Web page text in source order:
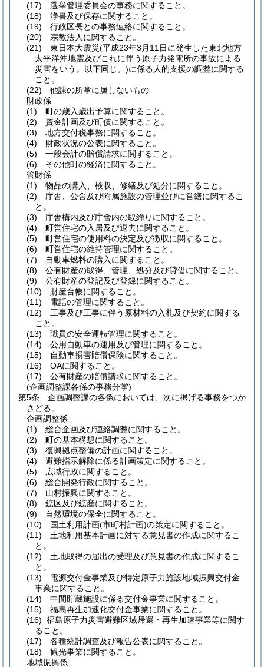
(17) 選挙管理委員会の事務に関すること。
(18) 浄書及び保存に関すること。
(19) 行政区長との事務連絡に関すること。
(20) 宗教法人に関すること。
(21) 東日本大震災(平成23年3月11日に発生した東北地方
太平洋沖地震及びこれに伴う原子力発電所の事故による
災害をいう。以下同じ。)に係る人的支援の調整に関する
こと。
(22) 他課の所掌に属しないもの
財政係
(1) 町の歳入歳出予算に関すること。
(2) 資金計画及び町債に関すること。
(3) 地方交付税事務に関すること。
(4) 財政状況の公表に関すること。
(5) 一般会計の賠償請求に関すること。
(6) その他町の経済に関すること。
管財係
(1) 物品の購入、検収、修繕及び処分に関すること。
(2) 庁舎、公舎及び附属施設の管理並びに営繕に関するこ
と。
(3) 庁舎構内及び庁舎内の取締りに関すること。
(4) 町営住宅の入居及び退去に関すること。
(5) 町営住宅の使用料の決定及び徴収に関すること。
(6) 町営住宅の維持管理に関すること。
(7) 自動車燃料の購入に関すること。
(8) 公有財産の取得、管理、処分及び貸借に関すること。
(9) 公有財産の登記及び登録に関すること。
(10) 財産台帳に関すること。
(11) 電話の管理に関すること。
(12) 工事及び工事に伴う原材料の入札及び契約に関する
こと。
(13) 職員の安全運転管理に関すること。
(14) 公用自動車の運用及び管理に関すること。
(15) 自動車損害賠償保険に関すること。
(16) OAに関すること。
(17) 公有財産の賠償請求に関すること。
(企画調整課各係の事務分掌)
第5条
企画調整課の各係においては、次に掲げる事務をつか
さどる。
企画調整係
(1) 総合企画及び連絡調整に関すること。
(2) 町の基本構想に関すること。
(3) 復興拠点整備の計画に関すること。
(4) 避難指示解除に係る計画策定に関すること。
(5) 広域行政に関すること。
(6) 総合開発行政に関すること。
(7) 山村振興に関すること。
(8) 鉱区及び鉱産に関すること。
(9) 自然環境の保全に関すること。
(10) 国土利用計画(市町村計画)の策定に関すること。
(11) 土地利用基本計画に対する意見書の作成に関するこ
と。
(12) 土地取得の届出の受理及び意見書の作成に関するこ
と。
(13) 電源交付金事業及び特定原子力施設地域振興交付金
事業に関すること。
(14) 中間貯蔵施設に係る交付金事業に関すること。
(15) 福島再生加速化交付金事業に関すること。
(16) 福島原子力災害避難区域帰還・再生加速事業等に関す
ること。
(17) 各種統計調査及び報告公表に関すること。
(18) 観光事業に関すること。
地域振興係